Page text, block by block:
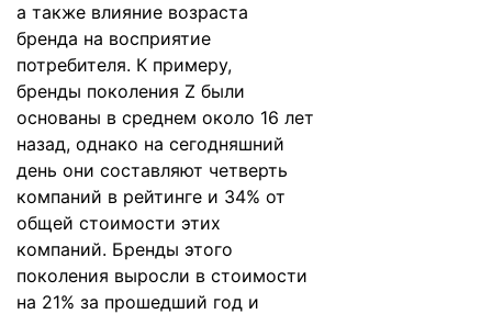
а также влияние возраста
бренда на восприятие
потребителя. К примеру,
бренды поколения Z были
основаны в среднем около 16 лет
назад, однако на сегодняшний
день они составляют четверть
компаний в рейтинге и 34% от
общей стоимости этих
компаний. Бренды этого
поколения выросли в стоимости
на 21% за прошедший год и